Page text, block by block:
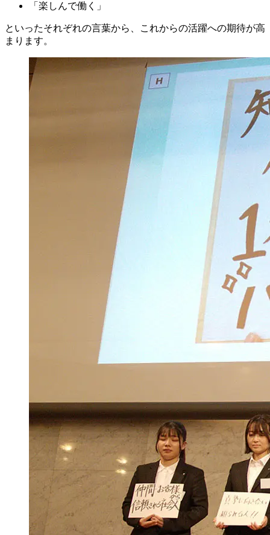
「楽しんで働く」
といったそれぞれの言葉から、これからの活躍への期待が高
まります。